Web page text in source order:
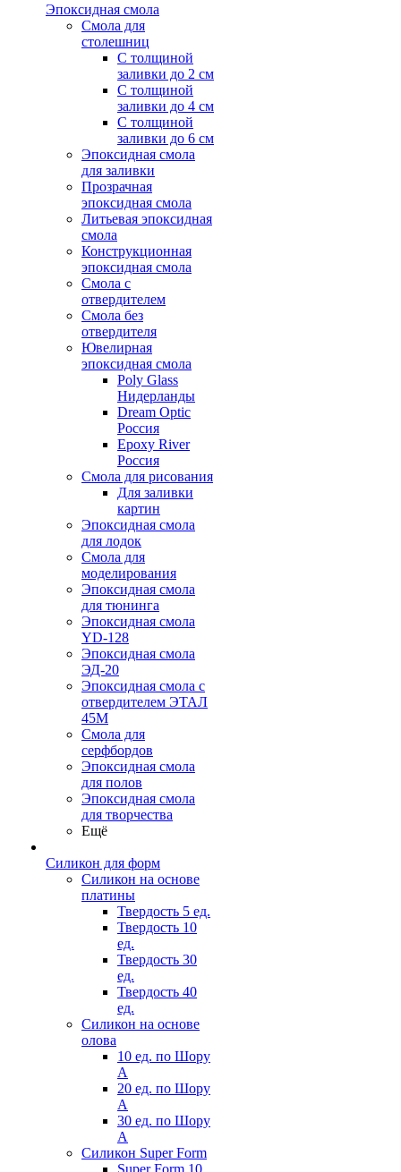
Эпоксидная смола
Смола для
столешниц
С толщиной
заливки до 2 см
С толщиной
заливки до 4 см
С толщиной
заливки до 6 см
Эпоксидная смола
для заливки
Прозрачная
эпоксидная смола
Литьевая эпоксидная
смола
Конструкционная
эпоксидная смола
Смола с
отвердителем
Смола без
отвердителя
Ювелирная
эпоксидная смола
Poly Glass
Нидерланды
Dream Optic
Россия
Epoxy River
Россия
Смола для рисования
Для заливки
картин
Эпоксидная смола
для лодок
Смола для
моделирования
Эпоксидная смола
для тюнинга
Эпоксидная смола
YD-128
Эпоксидная смола
ЭД-20
Эпоксидная смола с
отвердителем ЭТАЛ
45М
Смола для
серфбордов
Эпоксидная смола
для полов
Эпоксидная смола
для творчества
Ещё
Силикон для форм
Силикон на основе
платины
Твердость 5 ед.
Твердость 10
ед.
Твердость 30
ед.
Твердость 40
ед.
Силикон на основе
олова
10 ед. по Шору
А
20 ед. по Шору
А
30 ед. по Шору
А
Силикон Super Form
Super Form 10